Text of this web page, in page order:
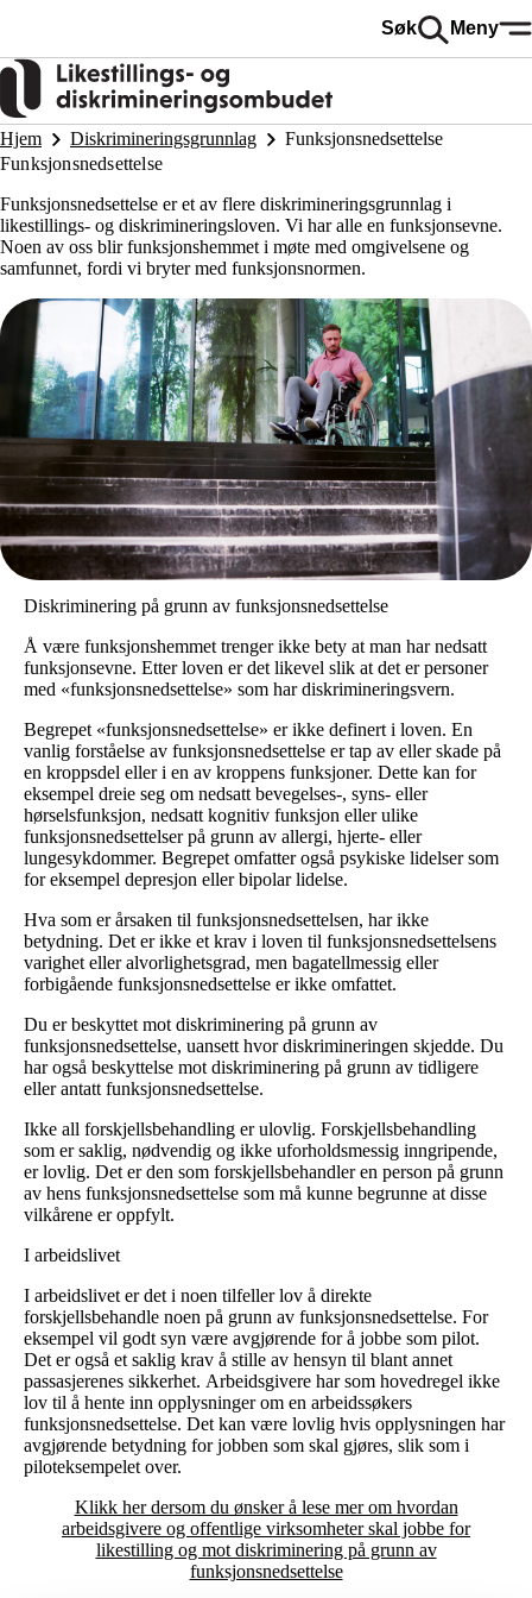
Søk Meny
Hjem Diskrimineringsgrunnlag
Funksjonsnedsettelse
Funksjonsnedsettelse
Funksjonsnedsettelse er et av flere diskrimineringsgrunnlag i
likestillings- og diskrimineringsloven. Vi har alle en funksjonsevne.
Noen av oss blir funksjonshemmet i møte med omgivelsene og
samfunnet, fordi vi bryter med funksjonsnormen.
Diskriminering på grunn av funksjonsnedsettelse
Å være funksjonshemmet trenger ikke bety at man har nedsatt
funksjonsevne. Etter loven er det likevel slik at det er personer
med «funksjonsnedsettelse» som har diskrimineringsvern.
Begrepet «funksjonsnedsettelse» er ikke definert i loven. En
vanlig forståelse av funksjonsnedsettelse er tap av eller skade på
en kroppsdel eller i en av kroppens funksjoner. Dette kan for
eksempel dreie seg om nedsatt bevegelses-, syns- eller
hørselsfunksjon, nedsatt kognitiv funksjon eller ulike
funksjonsnedsettelser på grunn av allergi, hjerte- eller
lungesykdommer. Begrepet omfatter også psykiske lidelser som
for eksempel depresjon eller bipolar lidelse.
Hva som er årsaken til funksjonsnedsettelsen, har ikke
betydning. Det er ikke et krav i loven til funksjonsnedsettelsens
varighet eller alvorlighetsgrad, men bagatellmessig eller
forbigående funksjonsnedsettelse er ikke omfattet.
Du er beskyttet mot diskriminering på grunn av
funksjonsnedsettelse, uansett hvor diskrimineringen skjedde. Du
har også beskyttelse mot diskriminering på grunn av tidligere
eller antatt funksjonsnedsettelse.
Ikke all forskjellsbehandling er ulovlig. Forskjellsbehandling
som er saklig, nødvendig og ikke uforholdsmessig inngripende,
er lovlig. Det er den som forskjellsbehandler en person på grunn
av hens funksjonsnedsettelse som må kunne begrunne at disse
vilkårene er oppfylt.
I arbeidslivet
I arbeidslivet er det i noen tilfeller lov å direkte
forskjellsbehandle noen på grunn av funksjonsnedsettelse. For
eksempel vil godt syn være avgjørende for å jobbe som pilot.
Det er også et saklig krav å stille av hensyn til blant annet
passasjerenes sikkerhet. Arbeidsgivere har som hovedregel ikke
lov til å hente inn opplysninger om en arbeidssøkers
funksjonsnedsettelse. Det kan være lovlig hvis opplysningen har
avgjørende betydning for jobben som skal gjøres, slik som i
piloteksempelet over.
Klikk her dersom du ønsker å lese mer om hvordan
arbeidsgivere og offentlige virksomheter skal jobbe for
likestilling og mot diskriminering på grunn av
funksjonsnedsettelse